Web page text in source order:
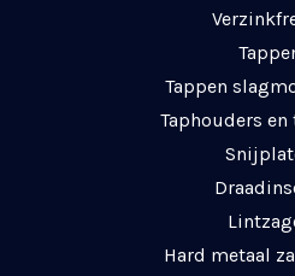
Tappen
Taphouders
Hard metaal